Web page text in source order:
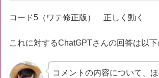
        }
return null;
コード5（ワテ修正版） 正しく動く
これに対するChatGPTさんの回答は以下
コメントの内容について、